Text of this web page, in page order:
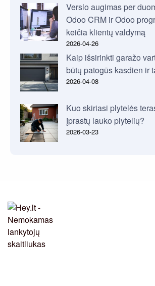
Verslo augimas per
Odoo CRM ir Odoo
keičia klientų valdymą
2026-04-26
Kaip išsirinkti garažo
būtų patogūs kasdien ir
2026-04-08
Kuo skiriasi plytelės
įprastų lauko plytelių?
2026-03-23